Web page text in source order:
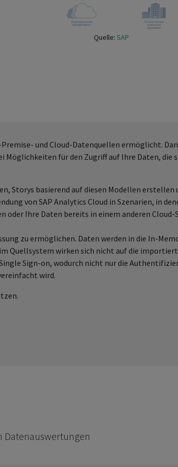
Quelle: SAP
und Cloud-Datenquellen ermöglicht.
Möglichkeiten für den Zugriff auf Ihre Daten, die
Storys basierend auf diesen Modellen erstellen
von SAP Analytics Cloud in Szenarien, in
oder Ihre Daten bereits in einem anderen Cloud-
zu ermöglichen. Daten werden in die In-
Quellsystem wirken sich nicht auf die
Sign-on, wodurch nicht nur die
wird.
Datenauswertungen